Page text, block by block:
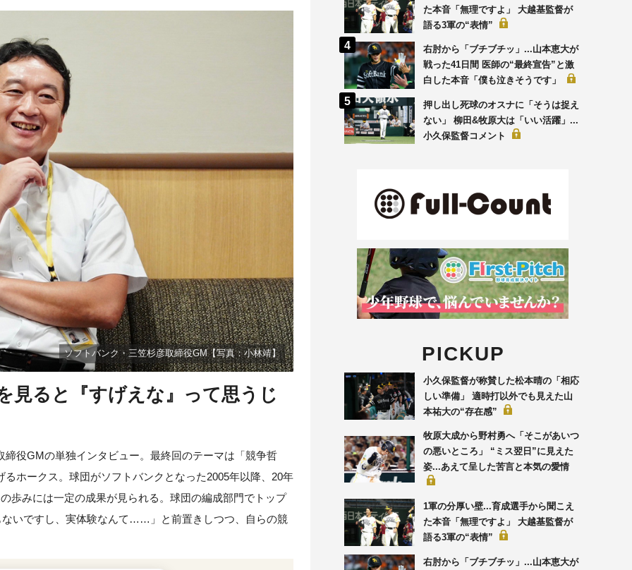
ソフトバンク・三笠杉彦取締役GM【写真：小林靖】
見ると『すげえな』って思うじ
役GMの単独インタビュー。最終回のテーマは「競争哲
ホークス。球団がソフトバンクとなった2005年以降、20年
歩みには一定の成果が見られる。球団の編成部門でトップ
いですし、実体験なんて……」と前置きしつつ、自らの競
た本音「無理ですよ」 大越基監督が
語る3軍の“表情”
右肘から「ブチブチッ」...山本恵大が
戦った41日間 医師の“最終宣告”と激
白した本音「僕も泣きそうです」
押し出し死球のオスナに「そうは捉え
ない」 柳田&牧原大は「いい活躍」...
小久保監督コメント
PICKUP
小久保監督が称賛した松本晴の「相応
しい準備」 適時打以外でも見えた山
本祐大の“存在感”
牧原大成から野村勇へ「そこがあいつ
の悪いところ」 “ミス翌日”に見えた
姿...あえて呈した苦言と本気の愛情
1軍の分厚い壁...育成選手から聞こえ
た本音「無理ですよ」 大越基監督が
語る3軍の“表情”
右肘から「ブチブチッ」...山本恵大が